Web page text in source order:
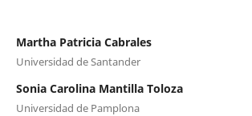
Martha Patricia Cabrales
Universidad de Santander
Sonia Carolina Mantilla Toloza
Universidad de Pamplona